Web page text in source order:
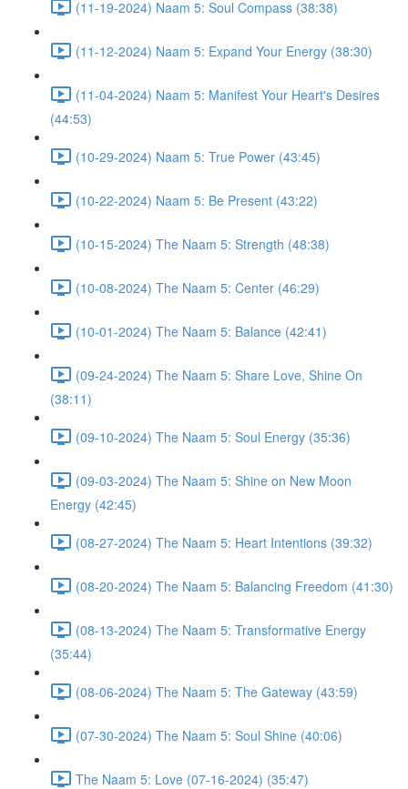
(11-19-2024) Naam 5: Soul Compass (38:38)
(11-12-2024) Naam 5: Expand Your Energy (38:30)
(11-04-2024) Naam 5: Manifest Your Heart's Desires
(44:53)
(10-29-2024) Naam 5: True Power (43:45)
(10-22-2024) Naam 5: Be Present (43:22)
(10-15-2024) The Naam 5: Strength (48:38)
(10-08-2024) The Naam 5: Center (46:29)
(10-01-2024) The Naam 5: Balance (42:41)
(09-24-2024) The Naam 5: Share Love, Shine On
(38:11)
(09-10-2024) The Naam 5: Soul Energy (35:36)
(09-03-2024) The Naam 5: Shine on New Moon
Energy (42:45)
(08-27-2024) The Naam 5: Heart Intentions (39:32)
(08-20-2024) The Naam 5: Balancing Freedom (41:30)
(08-13-2024) The Naam 5: Transformative Energy
(35:44)
(08-06-2024) The Naam 5: The Gateway (43:59)
(07-30-2024) The Naam 5: Soul Shine (40:06)
The Naam 5: Love (07-16-2024) (35:47)